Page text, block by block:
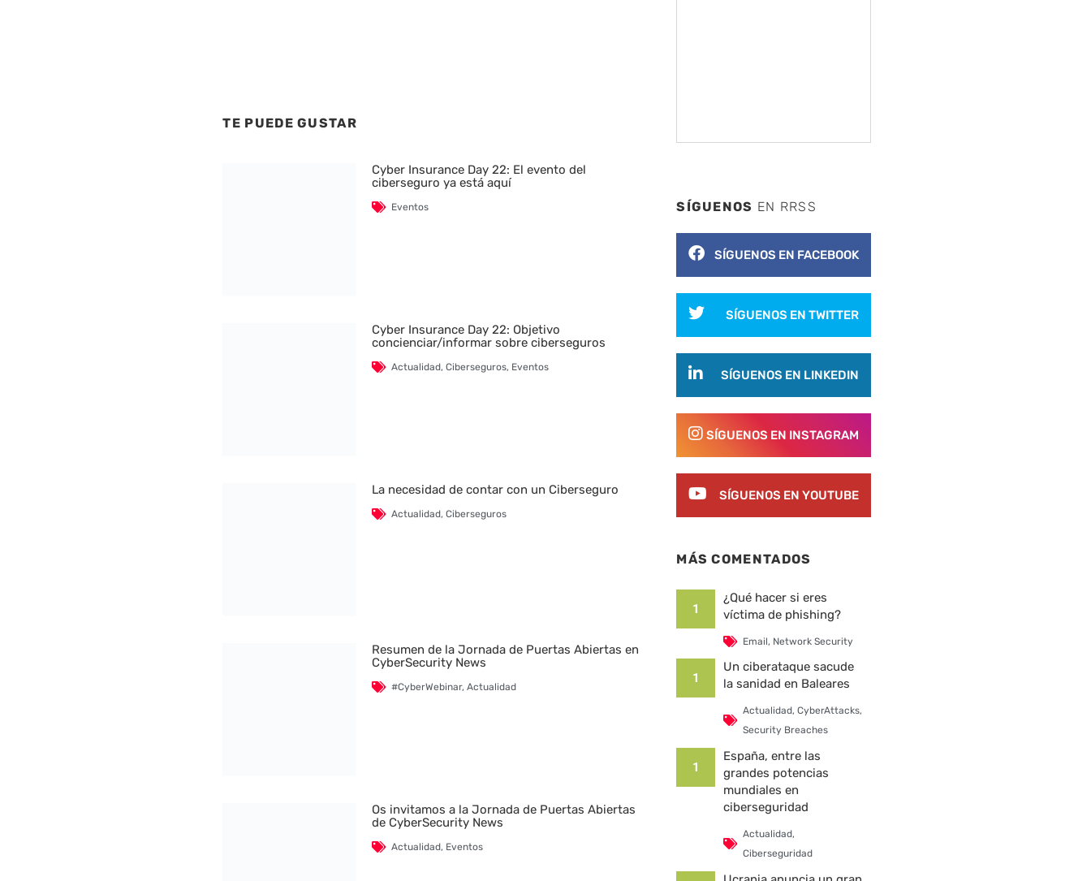
TE PUEDE GUSTAR
Cyber Insurance Day 22: El evento del
ciberseguro ya está aquí
Eventos
Cyber Insurance Day 22: Objetivo
concienciar/informar sobre ciberseguros
Actualidad, Ciberseguros, Eventos
La necesidad de contar con un Ciberseguro
Actualidad, Ciberseguros
Resumen de la Jornada de Puertas Abiertas en
CyberSecurity News
#CyberWebinar, Actualidad
Os invitamos a la Jornada de Puertas Abiertas
de CyberSecurity News
Actualidad, Eventos
SÍGUENOS EN RRSS
SÍGUENOS EN FACEBOOK
SÍGUENOS EN TWITTER
SÍGUENOS EN LINKEDIN
SÍGUENOS EN INSTAGRAM
SÍGUENOS EN YOUTUBE
MÁS COMENTADOS
1
¿Qué hacer si eres
víctima de phishing?
Email, Network Security
1
Un ciberataque sacude
la sanidad en Baleares
Actualidad, CyberAttacks,
Security Breaches
1
España, entre las
grandes potencias
mundiales en
ciberseguridad
Actualidad,
Ciberseguridad